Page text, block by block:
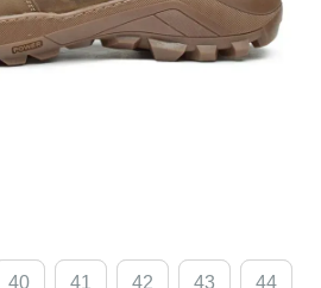
40 41 42 43 44